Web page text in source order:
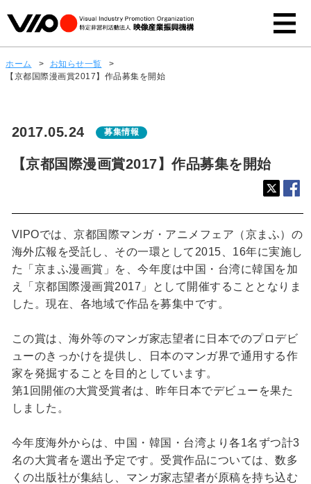
ホーム > お知らせ一覧
>
【京都国際漫画賞2017】作品募集を開始
2017.05.24 募集情報
【京都国際漫画賞2017】作品募集を開始
VIPOでは、京都国際マンガ・アニメフェア（京まふ）の
海外広報を受託し、その一環として2015、16年に実施し
た「京まふ漫画賞」を、今年度は中国・台湾に韓国を加
え「京都国際漫画賞2017」として開催することとなりま
した。現在、各地域で作品を募集中です。
この賞は、海外等のマンガ家志望者に日本でのプロデビ
ューのきっかけを提供し、日本のマンガ界で通用する作
家を発掘することを目的としています。
第1回開催の大賞受賞者は、昨年日本でデビューを果た
しました。
今年度海外からは、中国・韓国・台湾より各1名ずつ計3
名の大賞者を選出予定です。受賞作品については、数多
くの出版社が集結し、マンガ家志望者が原稿を持ち込む